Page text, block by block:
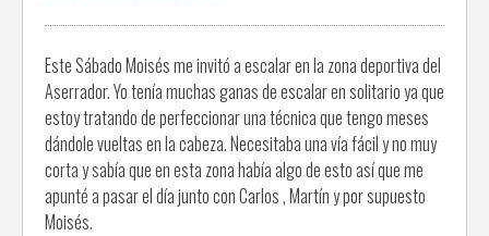
Este Sábado Moisés me invitó a escalar en la zona deportiva del
Aserrador. Yo tenía muchas ganas de escalar en solitario ya que
estoy tratando de perfeccionar una técnica que tengo meses
dándole vueltas en la cabeza. Necesitaba una vía fácil y no muy
corta y sabía que en esta zona había algo de esto así que me
apunté a pasar el día junto con Carlos , Martín y por supuesto
Moisés.